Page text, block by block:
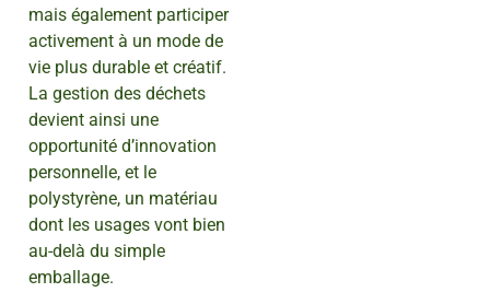
mais également participer
activement à un mode de
vie plus durable et créatif.
La gestion des déchets
devient ainsi une
opportunité d’innovation
personnelle, et le
polystyrène, un matériau
dont les usages vont bien
au-delà du simple
emballage.